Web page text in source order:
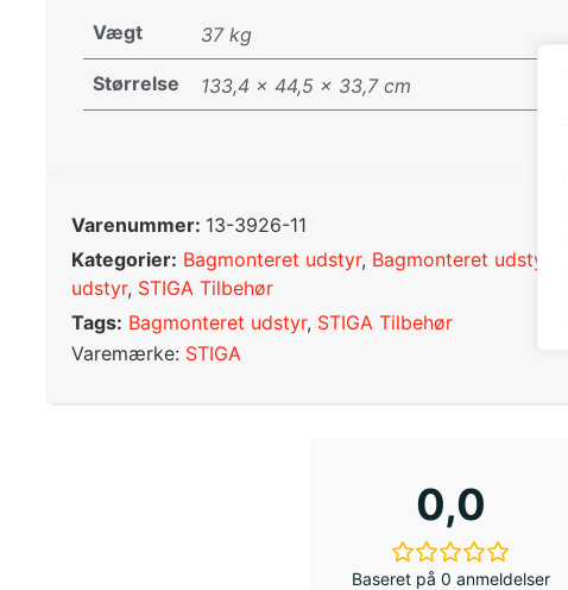
Vægt 37 kg
Størrelse 133,4 × 44,5 × 33,7 cm
Varenummer: 13-3926-11
Kategorier: Bagmonteret udstyr, Bagmonteret udstyr
udstyr, STIGA Tilbehør
Tags: Bagmonteret udstyr, STIGA Tilbehør
Varemærke: STIGA
0,0
Baseret på 0 anmeldelser